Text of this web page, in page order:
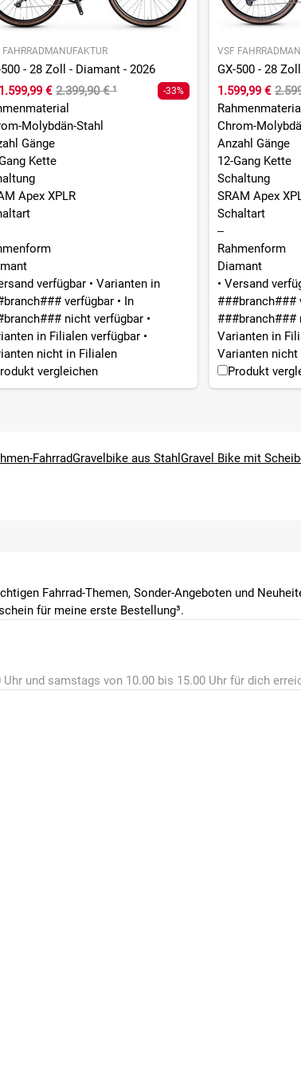
schwarz
angegebenen- und den verbauten Komponenten
angegebenen- und den verbauten Komponenten
FAHRRADMANUFAKTUR
500 - 28 Zoll - Diamant - 2026
€ 2.399,90 €¹ -33%
Molybdän-Stahl
Gänge
Kette
Apex XPLR
verfügbar • Varianten in
verfügbar • In
nicht verfügbar •
in Filialen verfügbar •
nicht in Filialen
vergleichen
VSF
GX-500 - 28
1.599,99 €
Rahmenmaterial
Chrom-
Anzahl Gänge
12-Gang Kette
Schaltung
SRAM Apex
Schaltart
--
Rahmenform
Diamant
• Versand
###branch###
###branch###
Varianten in
Varianten
Produkt
FahrradGravelbike aus Stahl Gravel Bike mit
Fahrrad-Themen, Sonder-Angeboten und
für meine erste Bestellung³.
und samstags von 10.00 bis 15.00 Uhr für dich